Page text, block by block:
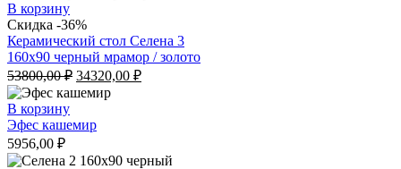
В корзину
Скидка -36%
Керамический стол Селена 3
160х90 черный мрамор / золото
53800,00₽ Первоначальная
цена
составляла
53800,00 ₽.
34320,00 ₽Текущая
В корзину
Эфес кашемир
5956,00 ₽